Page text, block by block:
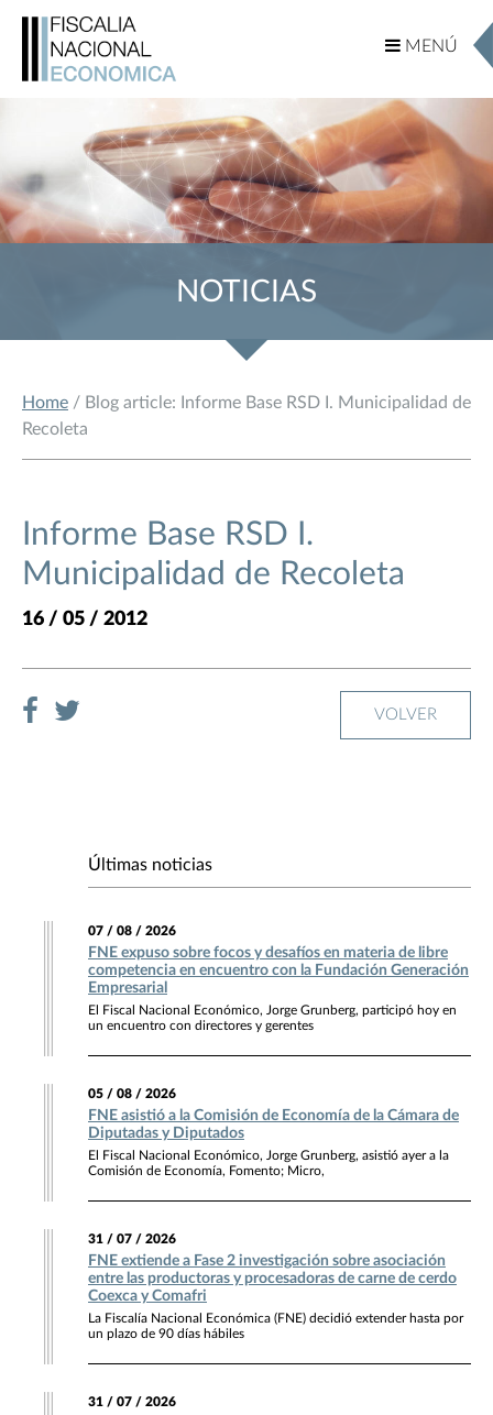
MENÚ
MENÚ
NOTICIAS
Home / Blog article: Informe Base RSD I. Municipalidad de
Recoleta
Informe Base RSD I.
Municipalidad de Recoleta
16 / 05 / 2012
VOLVER
Últimas noticias
07 / 08 / 2026
FNE expuso sobre focos y desafíos en materia de libre
competencia en encuentro con la Fundación Generación
Empresarial
El Fiscal Nacional Económico, Jorge Grunberg, participó hoy en
un encuentro con directores y gerentes
05 / 08 / 2026
FNE asistió a la Comisión de Economía de la Cámara de
Diputadas y Diputados
El Fiscal Nacional Económico, Jorge Grunberg, asistió ayer a la
Comisión de Economía, Fomento; Micro,
31 / 07 / 2026
FNE extiende a Fase 2 investigación sobre asociación
entre las productoras y procesadoras de carne de cerdo
Coexca y Comafri
La Fiscalía Nacional Económica (FNE) decidió extender hasta por
un plazo de 90 días hábiles
31 / 07 / 2026